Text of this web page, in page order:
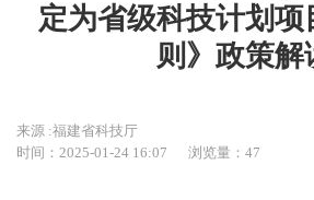
定为省级科技计划项
则》政策解
来源 :福建省科技厅
时间：2025-01-24 16:07
浏览量：47